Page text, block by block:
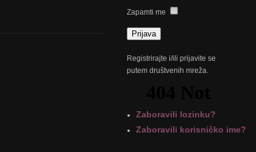
Zapamti me
Registrirajte i/ili prijavite se
putem društvenih mreža.
Zaboravili lozinku?
Zaboravili korisničko ime?